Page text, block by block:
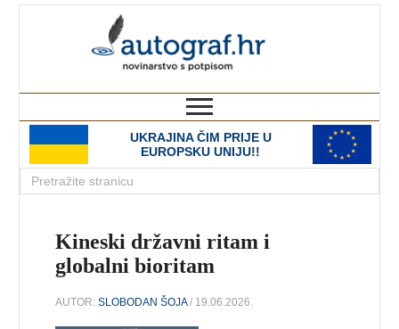
UKRAJINA ČIM PRIJE U
EUROPSKU UNIJU!!
Kineski državni ritam i
globalni bioritam
AUTOR:SLOBODAN ŠOJA/ 19.06.2026.